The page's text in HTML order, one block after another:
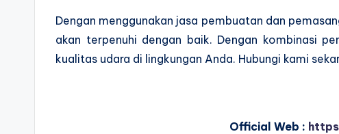
Dengan menggunakan jasa pembuatan dan
akan terpenuhi dengan baik. Dengan kombinasi
kualitas udara di lingkungan Anda. Hubungi kami
Official Web :